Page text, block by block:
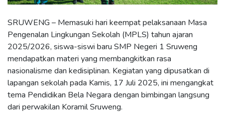
SRUWENG – Memasuki hari keempat pelaksanaan Masa
Pengenalan Lingkungan Sekolah (MPLS) tahun ajaran
2025/2026, siswa-siswi baru SMP Negeri 1 Sruweng
mendapatkan materi yang membangkitkan rasa
nasionalisme dan kedisiplinan. Kegiatan yang dipusatkan di
lapangan sekolah pada Kamis, 17 Juli 2025, ini mengangkat
tema Pendidikan Bela Negara dengan bimbingan langsung
dari perwakilan Koramil Sruweng.